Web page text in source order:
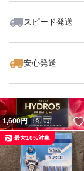
スピード発送
安心発送
1,600円
最大10%対象